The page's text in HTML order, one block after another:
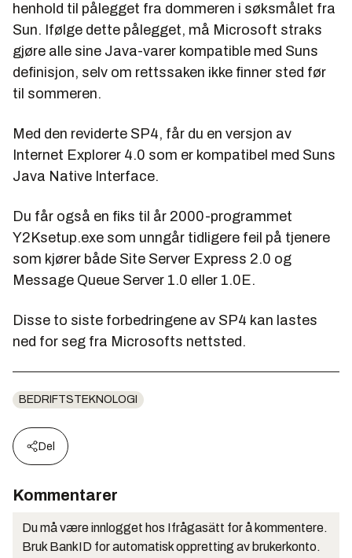
henhold til pålegget fra dommeren i søksmålet fra
Sun. Ifølge dette pålegget, må Microsoft straks
gjøre alle sine Java-varer kompatible med Suns
definisjon, selv om rettssaken ikke finner sted før
til sommeren.
Med den reviderte SP4, får du en versjon av
Internet Explorer 4.0 som er kompatibel med Suns
Java Native Interface.
Du får også en fiks til år 2000-programmet
Y2Ksetup.exe som unngår tidligere feil på tjenere
som kjører både Site Server Express 2.0 og
Message Queue Server 1.0 eller 1.0E.
Disse to siste forbedringene av SP4 kan lastes
ned for seg fra Microsofts nettsted.
BEDRIFTSTEKNOLOGI
Del
Kommentarer
Du må være innlogget hos Ifrågasätt for å kommentere.
Bruk BankID for automatisk oppretting av brukerkonto.